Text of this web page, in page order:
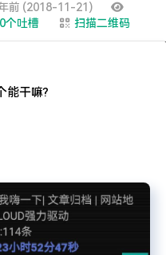
蓝奏云分享部分地区无法访问需手动修改www.lanzous.com变为:www.lanzoux.com
前 (2018-11-21)
0个吐槽 扫描二维码
能干嘛?